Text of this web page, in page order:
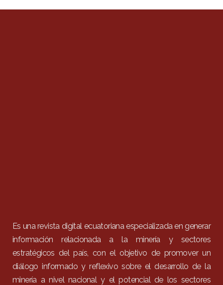
Es una revista digital ecuatoriana especializada en generar
información relacionada a la minería y sectores
estratégicos del país, con el objetivo de promover un
diálogo informado y reflexivo sobre el desarrollo de la
minería a nivel nacional y el potencial de los sectores